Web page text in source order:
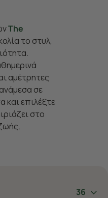
The
το στυλ,
αμέτρητες
σε
και επιλέξτε
στο
36